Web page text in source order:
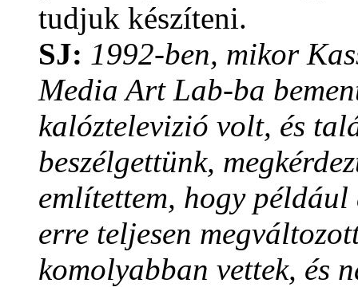
tudjuk készíteni.
SJ: 1992-ben, mikor
Media Art Lab-ba
kalóztelevizió volt, és
beszélgettünk,
említettem, hogy
erre teljesen
komolyabban vettek, és